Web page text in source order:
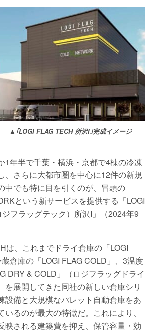
▲｢LOGI FLAG TECH 所沢I｣完成イメージ
1年半で千葉・横浜・京都で4棟の冷凍
、さらに大都市圏を中心に12件の新規
中でも特に目を引くのが、冒頭の
という新サービスを提供する「LOGI
フラッグテック）所沢I」（2024年9
は、これまでドライ倉庫の「LOGI
倉庫の「LOGI FLAG COLD」、3温度
DRY & COLD」（ロジフラッグドライ
を展開してきた同社の新しい倉庫シリ
設備と大規模なパレット自動倉庫をあ
いるのが最大の特徴だ。これにより、
映される建築費を抑え、保管容量・効